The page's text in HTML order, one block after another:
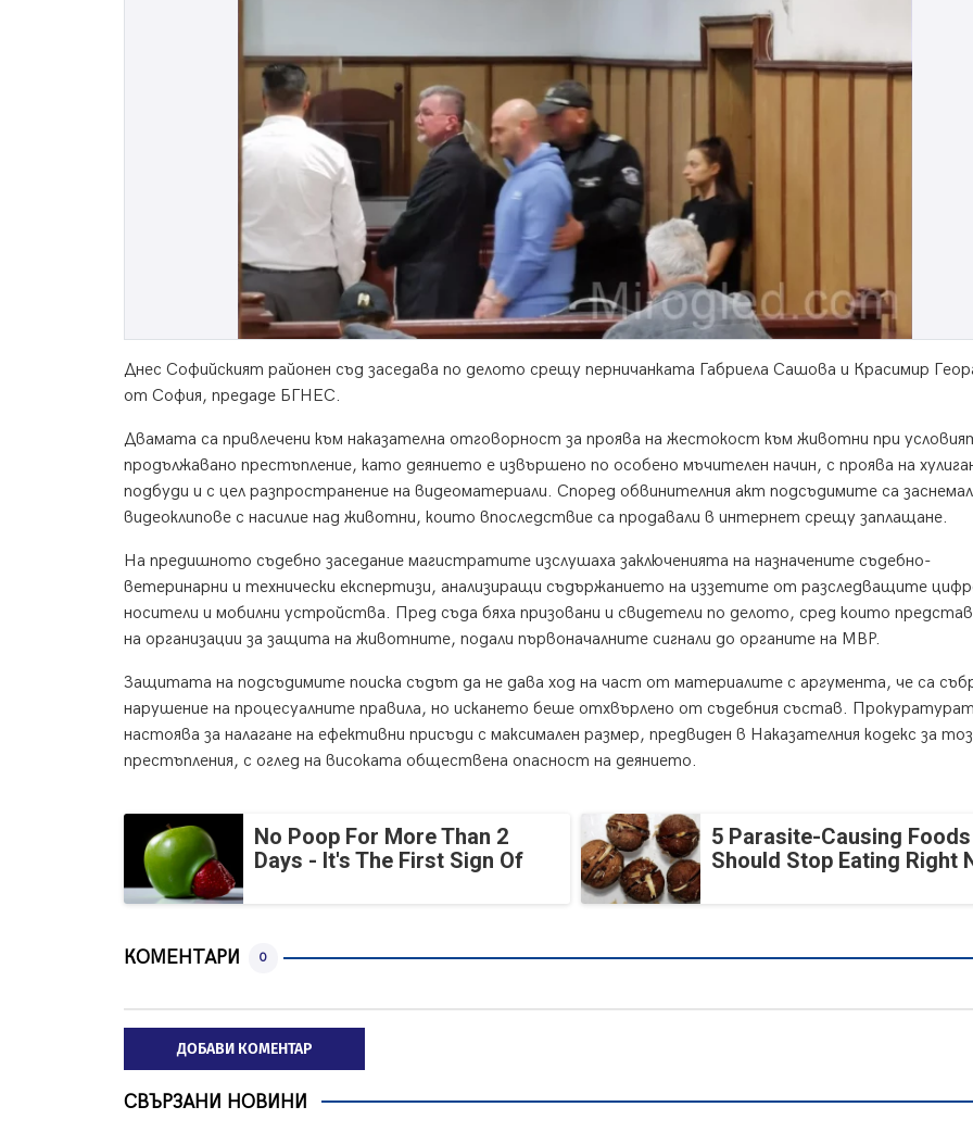
Днес Софийският районен съд заседава по делото срещу перничанката Габриела Сашова и Красимир
от София, предаде БГНЕС.
Двамата са привлечени към наказателна отговорност за проява на жестокост към животни при
продължавано престъпление, като деянието е извършено по особено мъчителен начин, с проява на
подбуди и с цел разпространение на видеоматериали. Според обвинителния акт подсъдимите са
видеоклипове с насилие над животни, които впоследствие са продавали в интернет срещу заплащане.
На предишното съдебно заседание магистратите изслушаха заключенията на назначените съдебно-
ветеринарни и технически експертизи, анализиращи съдържанието на иззетите от разследващите
носители и мобилни устройства. Пред съда бяха призовани и свидетели по делото, сред които
на организации за защита на животните, подали първоначалните сигнали до органите на МВР.
Защитата на подсъдимите поиска съдът да не дава ход на част от материалите с аргумента, че са
нарушение на процесуалните правила, но искането беше отхвърлено от съдебния състав.
настоява за налагане на ефективни присъди с максимален размер, предвиден в Наказателния кодекс за
престъпления, с оглед на високата обществена опасност на деянието.
No Poop For More Than 2
Days - It's The First Sign Of
5 Parasite-Causing
Should Stop Eating Right
КОМЕНТАРИ 0
ДОБАВИ КОМЕНТАР
СВЪРЗАНИ НОВИНИ